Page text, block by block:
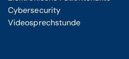
Cybersecurity
Videosprechstunde